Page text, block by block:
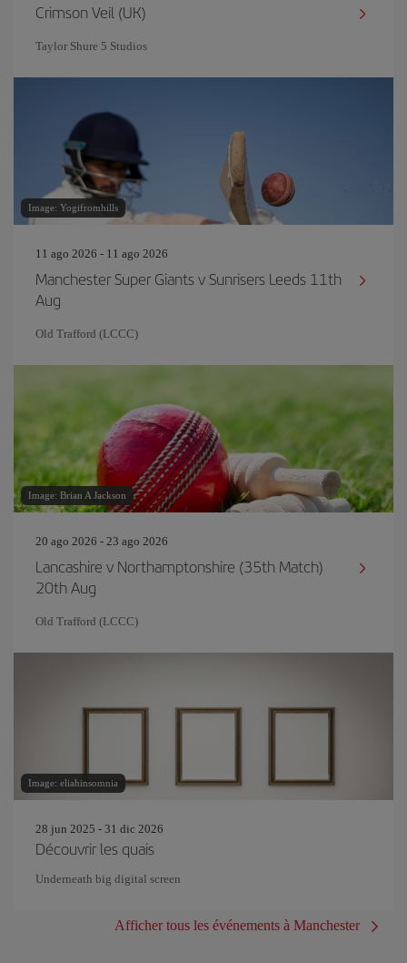
Crimson Veil (UK)
Taylor Shure 5 Studios
Image: Yogifromhills
11 ago 2026 - 11 ago 2026
Manchester Super Giants v Sunrisers Leeds 11th
Aug
Old Trafford (LCCC)
Image: Brian A Jackson
20 ago 2026 - 23 ago 2026
Lancashire v Northamptonshire (35th Match)
20th Aug
Old Trafford (LCCC)
Image: eliahinsomnia
28 jun 2025 - 31 dic 2026
Découvrir les quais
Underneath big digital screen
Afficher tous les événements à Manchester